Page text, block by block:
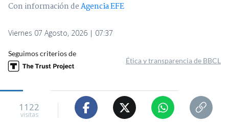
Con información deAgencia EFE
Viernes 07 Agosto, 2026 | 07:37
Seguimos criterios de
Ética y transparencia de BBCL
1122
visitas